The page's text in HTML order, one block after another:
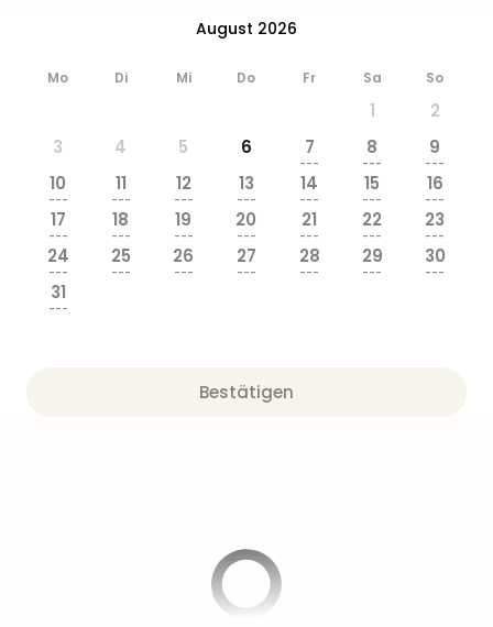
August 2026
Mo Di Mi Do Fr Sa So
1
2
3
4 5 6 7
---
8
---
9
---
10
---
11
---
12
---
13
---
14
---
15
---
16
---
17
---
18
---
19
---
20
---
21
---
22
---
23
---
24
---
25
---
26
---
27
---
28
---
29
---
30
---
31
---
Bestätigen